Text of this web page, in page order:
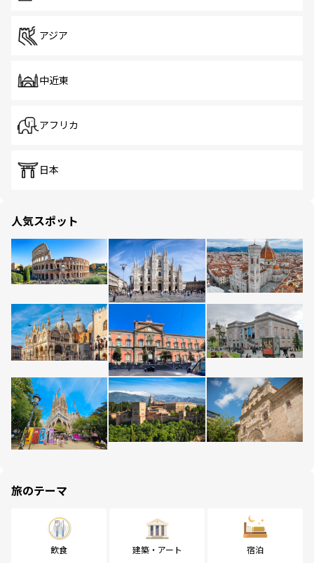
アジア
中近東
アフリカ
日本
人気スポット
旅のテーマ
飲食 建築・アート 宿泊